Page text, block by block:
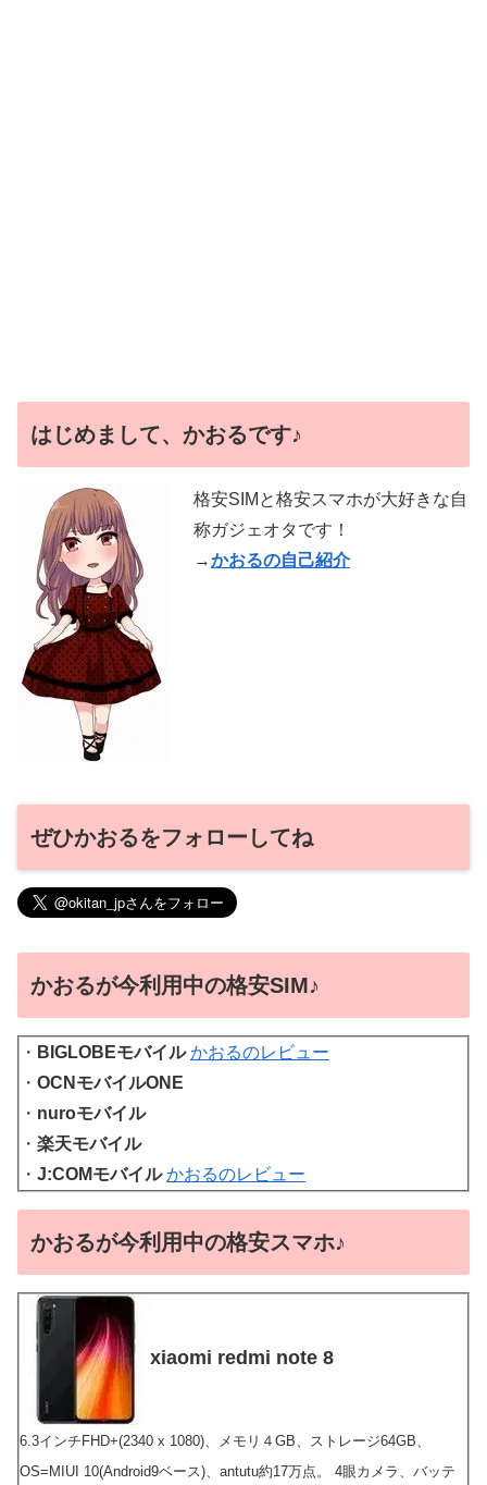
はじめまして、かおるです♪
格安SIMと格安スマホが大好きな自
称ガジェオタです！
→かおるの自己紹介
ぜひかおるをフォローしてね
かおるが今利用中の格安SIM♪
・ BIGLOBEモバイル かおるのレビュー
・ OCNモバイルONE
・ nuroモバイル
・ 楽天モバイル
・ J:COMモバイル かおるのレビュー
かおるが今利用中の格安スマホ♪
xiaomi redmi note 8
6.3インチFHD+(2340 x 1080)、メモリ４GB、ストレージ64GB、
OS=MIUI 10(Android9ベース)、antutu約17万点。 4眼カメラ、バッテ